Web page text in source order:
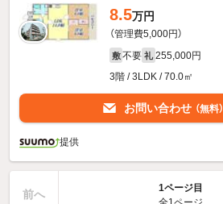
8.5万円
（管理費5,000円）
敷 不要 礼 255,000円
3階 / 3LDK / 70.0㎡
お問い合わせ （無料）
提供
前へ
1ページ目